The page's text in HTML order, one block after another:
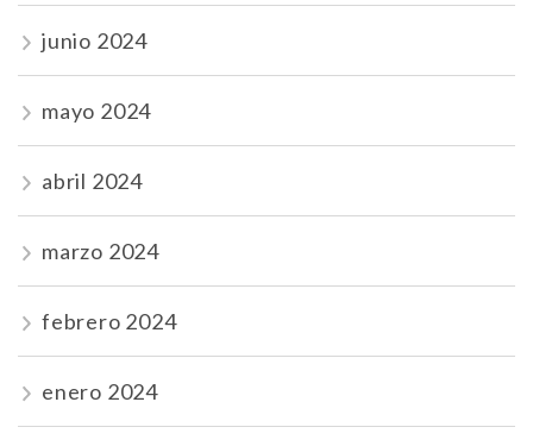
junio 2024
mayo 2024
abril 2024
marzo 2024
febrero 2024
enero 2024